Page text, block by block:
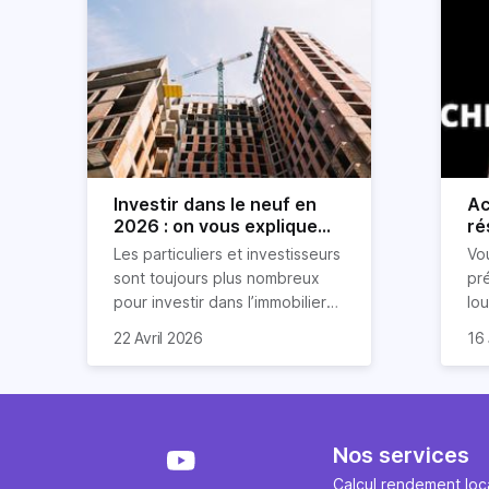
Investir dans le neuf en
2026 : on vous explique
tout !
Les particuliers et investisseurs
sont toujours plus nombreux
pour investir dans l’immobilier
nombreux avantages à choisir
expliquons tout dans cet
22 Avril 2026 16
Nos services
Calcul rendement